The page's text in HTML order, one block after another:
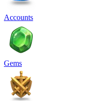
Accounts
Gems